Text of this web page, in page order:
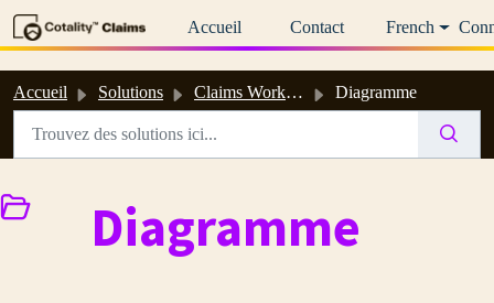
Accueil
Contact French
Accueil Solutions Claims Workspace™ et Estimate™ : Aide en ligne et guides d’utilisation Diagramme
Diagramme